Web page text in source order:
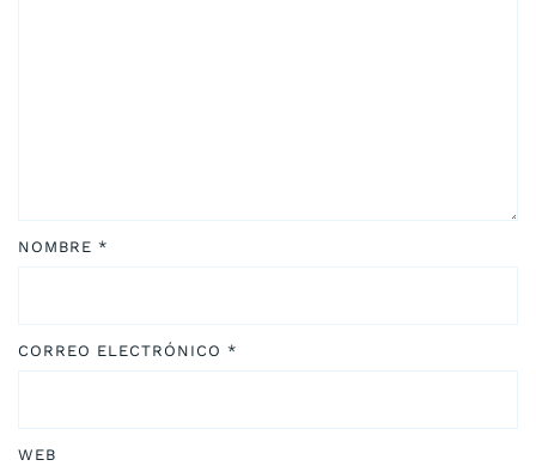
NOMBRE *
CORREO ELECTRÓNICO *
WEB